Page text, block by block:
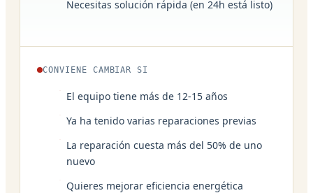
Necesitas solución rápida (en 24h está listo)
CONVIENE CAMBIAR SI
El equipo tiene más de 12-15 años
Ya ha tenido varias reparaciones previas
La reparación cuesta más del 50% de uno
nuevo
Quieres mejorar eficiencia energética